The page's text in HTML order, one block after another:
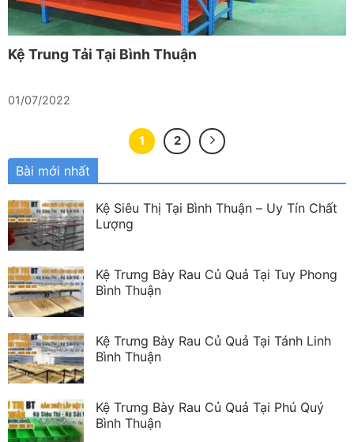
Kệ Trung Tải Tại Bình Thuận
01/07/2022
1 2
Bài mới nhất
Kệ Siêu Thị Tại Bình Thuận – Uy Tín Chất
Lượng
Kệ Trưng Bày Rau Củ Quả Tại Tuy Phong
Bình Thuận
Kệ Trưng Bày Rau Củ Quả Tại Tánh Linh
Bình Thuận
Kệ Trưng Bày Rau Củ Quả Tại Phú Quý
Bình Thuận